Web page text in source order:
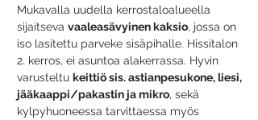
Mukavalla uudella kerrostaloalueella
sijaitseva vaaleasävyinen kaksio, jossa on
iso lasitettu parveke sisäpihalle. Hissitalon
2. kerros, ei asuntoa alakerrassa. Hyvin
varusteltu keittiö sis. astianpesukone, liesi,
jääkaappi/pakastin ja mikro, sekä
kylpyhuoneessa tarvittaessa myös